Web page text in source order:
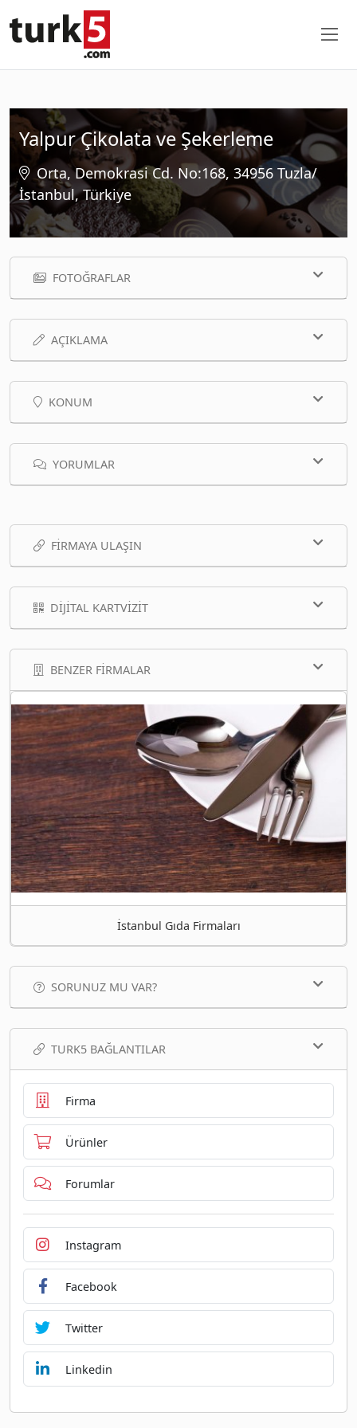
Yalpur Çikolata ve Şekerleme
Orta, Demokrasi Cd. No:168, 34956 Tuzla/
İstanbul, Türkiye
FOTOĞRAFLAR
AÇIKLAMA
KONUM
YORUMLAR
FIRMAYA ULAŞIN
DIJITAL KARTVIZIT
BENZER FIRMALAR
İstanbul Gıda Firmaları
SORUNUZ MU VAR?
TURK5 BAĞLANTILAR
Firma
Ürünler
Forumlar
Instagram
Facebook
Twitter
Linkedin